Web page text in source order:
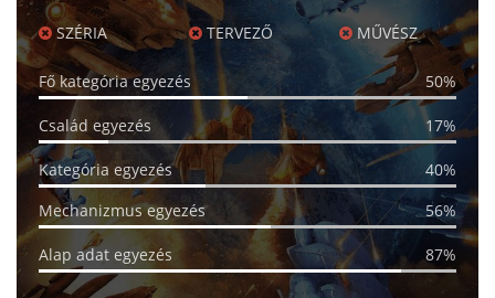
SZÉRIA TERVEZŐ MŰVÉSZ
Fő kategória egyezés 50%
Család egyezés 17%
Kategória egyezés
40%
Mechanizmus egyezés
56%
Alap adat egyezés 87%